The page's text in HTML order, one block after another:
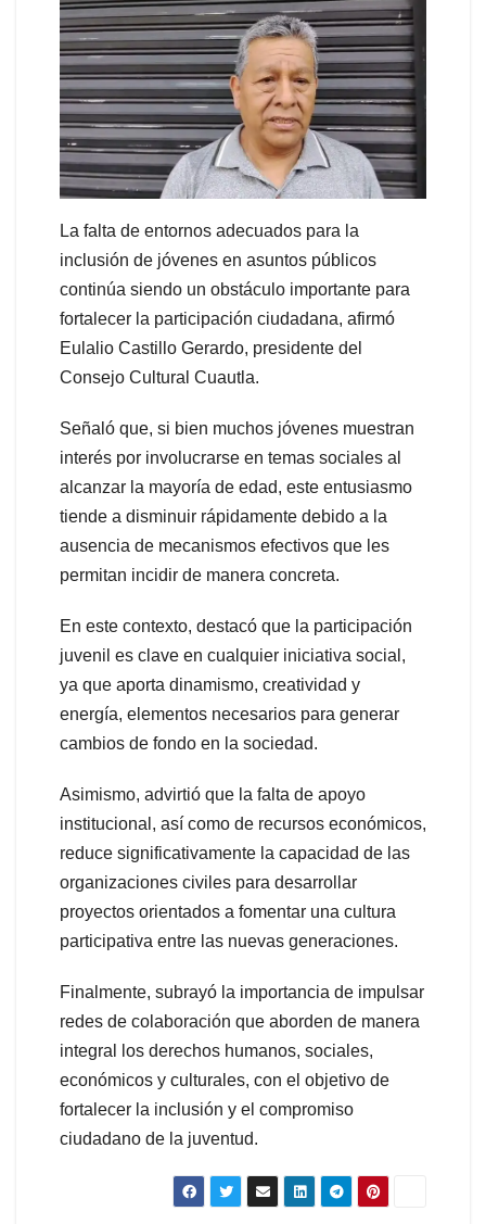
La falta de entornos adecuados para la
inclusión de jóvenes en asuntos públicos
continúa siendo un obstáculo importante para
fortalecer la participación ciudadana, afirmó
Eulalio Castillo Gerardo, presidente del
Consejo Cultural Cuautla.
Señaló que, si bien muchos jóvenes muestran
interés por involucrarse en temas sociales al
alcanzar la mayoría de edad, este entusiasmo
tiende a disminuir rápidamente debido a la
ausencia de mecanismos efectivos que les
permitan incidir de manera concreta.
En este contexto, destacó que la participación
juvenil es clave en cualquier iniciativa social,
ya que aporta dinamismo, creatividad y
energía, elementos necesarios para generar
cambios de fondo en la sociedad.
Asimismo, advirtió que la falta de apoyo
institucional, así como de recursos económicos,
reduce significativamente la capacidad de las
organizaciones civiles para desarrollar
proyectos orientados a fomentar una cultura
participativa entre las nuevas generaciones.
Finalmente, subrayó la importancia de impulsar
redes de colaboración que aborden de manera
integral los derechos humanos, sociales,
económicos y culturales, con el objetivo de
fortalecer la inclusión y el compromiso
ciudadano de la juventud.